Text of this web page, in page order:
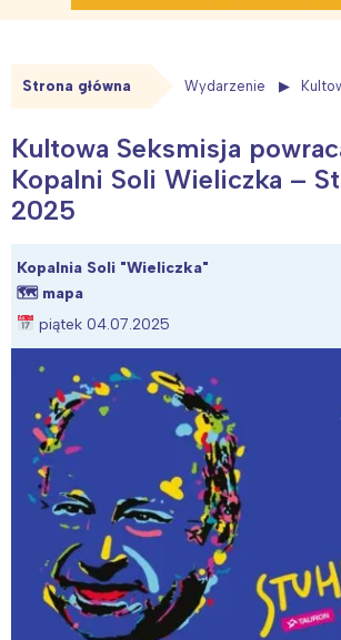
Strona główna Wydarzenie
Kultowa Seksmisja
Kopalni Soli Wieliczka –
2025
Kopalnia Soli "Wieliczka"
🗺 mapa
piątek 04.07.2025